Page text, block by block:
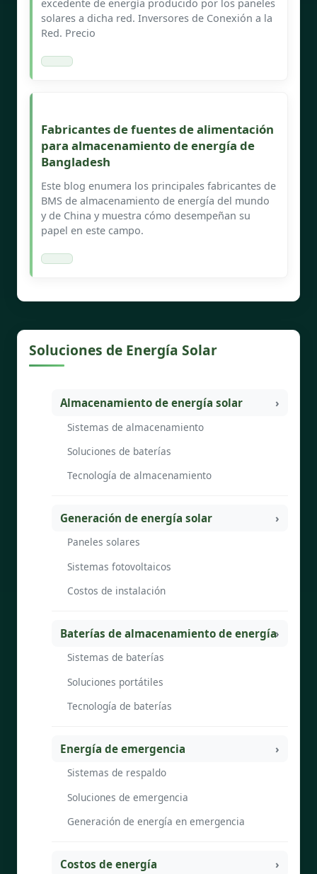
excedente de energía producido por los paneles
solares a dicha red. Inversores de Conexión a la
Red. Precio
Fabricantes de fuentes de alimentación
para almacenamiento de energía de
Bangladesh
Este blog enumera los principales fabricantes de
BMS de almacenamiento de energía del mundo
y de China y muestra cómo desempeñan su
papel en este campo.
Soluciones de Energía Solar
Almacenamiento de energía solar
Sistemas de almacenamiento
Soluciones de baterías
Tecnología de almacenamiento
Generación de energía solar
Paneles solares
Sistemas fotovoltaicos
Costos de instalación
Baterías de almacenamiento de energía
Sistemas de baterías
Soluciones portátiles
Tecnología de baterías
Energía de emergencia
Sistemas de respaldo
Soluciones de emergencia
Generación de energía en emergencia
Costos de energía